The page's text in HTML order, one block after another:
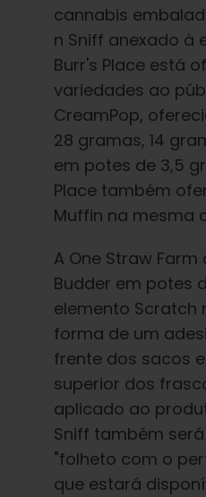
cannabis
n Sniff anexado à
Burr's Place está
variedades ao
CreamPop,
28 gramas, 14
em potes de 3,5
Place também
Muffin na mesma
A One Straw
Budder em potes
elemento Scratch
forma de um
frente dos sacos
superior dos
aplicado ao
Sniff também
"folheto com o
que estará